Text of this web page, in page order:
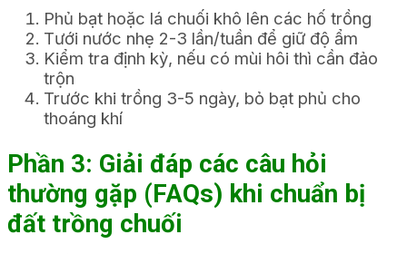
Phủ bạt hoặc lá chuối khô lên các hố trồng
Tưới nước nhẹ 2-3 lần/tuần để giữ độ ẩm
Kiểm tra định kỳ, nếu có mùi hôi thì cần đảo
trộn
Trước khi trồng 3-5 ngày, bỏ bạt phủ cho
thoáng khí
Phần 3: Giải đáp các câu hỏi
thường gặp (FAQs) khi chuẩn bị
đất trồng chuối